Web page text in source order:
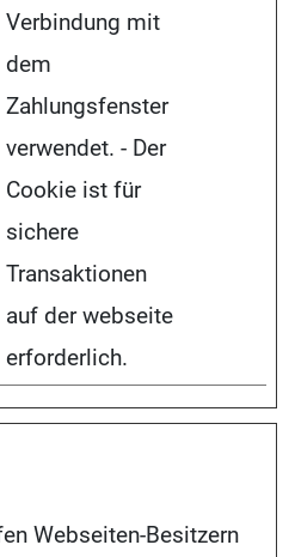
Verbindung mit
dem
Zahlungsfenster
verwendet. - Der
Cookie ist für
sichere
Transaktionen
auf der webseite
erforderlich.
Webseiten-Besitzern